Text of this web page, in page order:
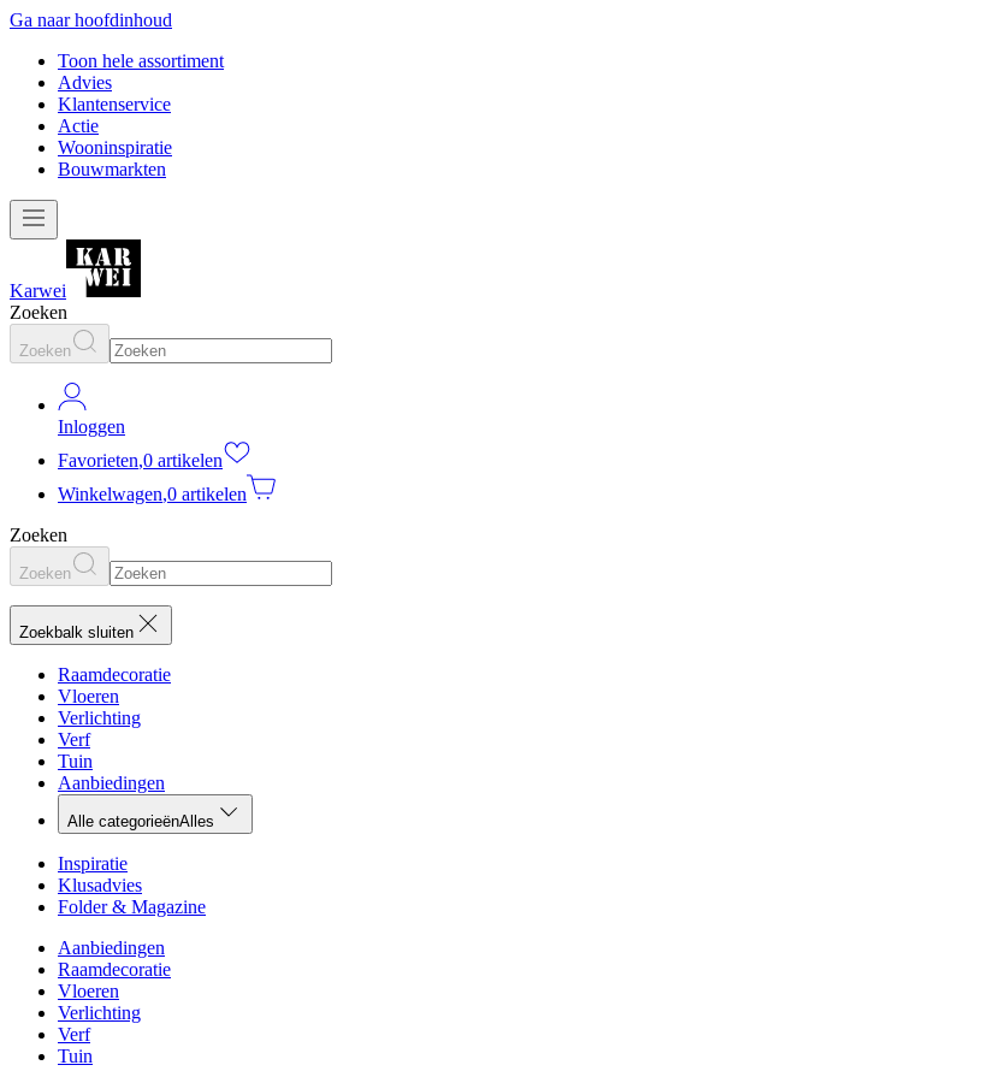
Ga naar hoofdinhoud
Toon hele assortiment
Advies
Klantenservice
Actie
Wooninspiratie
Bouwmarkten
Karwei
Zoeken
Zoeken
Inloggen
Favorieten,0 artikelen
Winkelwagen,0 artikelen
Zoeken
Zoeken
Zoekbalk sluiten
Raamdecoratie
Vloeren
Verlichting
Verf
Tuin
Aanbiedingen
Alle categorieënAlles
Inspiratie
Klusadvies
Folder & Magazine
Aanbiedingen
Raamdecoratie
Vloeren
Verlichting
Verf
Tuin